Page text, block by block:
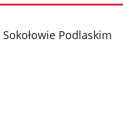
Podlaskim